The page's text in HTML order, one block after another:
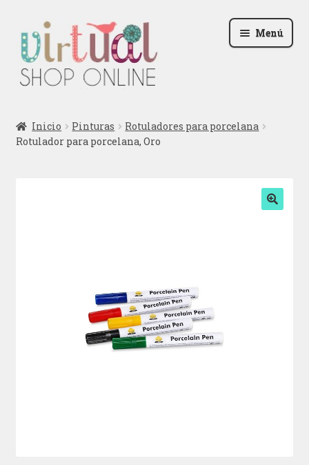
la
navegación
al
contenido
Menú
Podcast
Inicio Pinturas
Rotuladores para porcelana
Rotulador para porcelana, Oro